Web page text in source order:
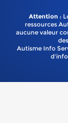
Attention :
ressources
aucune valeur
Autisme Info